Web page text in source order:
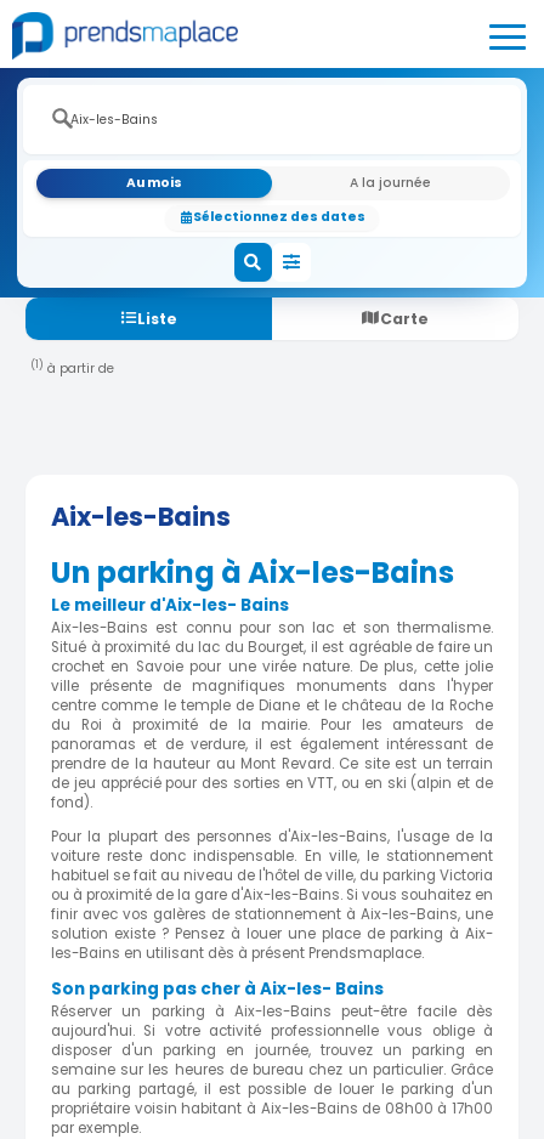
Au mois
A la journée
Sélectionnez des dates
Liste Carte
(1) à partir de
Aix-les-Bains
Un parking à Aix-les-Bains
Le meilleur d'Aix-les- Bains
Aix-les-Bains est connu pour son lac et son thermalisme.
Situé à proximité du lac du Bourget, il est agréable de faire un
crochet en Savoie pour une virée nature. De plus, cette jolie
ville présente de magnifiques monuments dans l'hyper
centre comme le temple de Diane et le château de la Roche
du Roi à proximité de la mairie. Pour les amateurs de
panoramas et de verdure, il est également intéressant de
prendre de la hauteur au Mont Revard. Ce site est un terrain
de jeu apprécié pour des sorties en VTT, ou en ski (alpin et de
fond).
Pour la plupart des personnes d'Aix-les-Bains, l'usage de la
voiture reste donc indispensable. En ville, le stationnement
habituel se fait au niveau de l'hôtel de ville, du parking Victoria
ou à proximité de la gare d'Aix-les-Bains. Si vous souhaitez en
finir avec vos galères de stationnement à Aix-les-Bains, une
solution existe ? Pensez à louer une place de parking à Aix-
les-Bains en utilisant dès à présent Prendsmaplace.
Son parking pas cher à Aix-les- Bains
Réserver un parking à Aix-les-Bains peut-être facile dès
aujourd'hui. Si votre activité professionnelle vous oblige à
disposer d'un parking en journée, trouvez un parking en
semaine sur les heures de bureau chez un particulier. Grâce
au parking partagé, il est possible de louer le parking d'un
propriétaire voisin habitant à Aix-les-Bains de 08h00 à 17h00
par exemple.